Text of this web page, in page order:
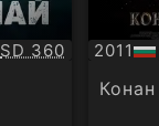
Качество:
SD 360 2011
БГ
аудио